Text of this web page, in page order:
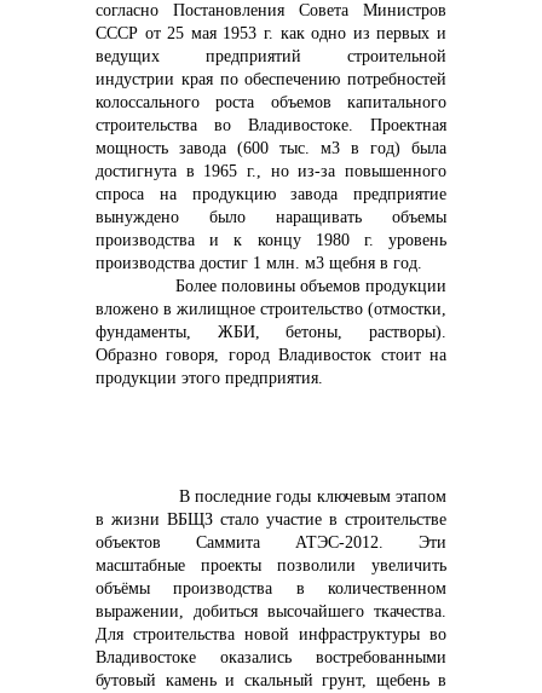
Контакты
+7 (423) 234 50 50
согласно Постановления Совета Министров
СССР от 25 мая 1953 г. как одно из первых и
ведущих предприятий строительной
индустрии края по обеспечению потребностей
колоссального роста объемов капитального
строительства во Владивостоке. Проектная
мощность завода (600 тыс. м3 в год) была
достигнута в 1965 г., но из-за повышенного
спроса на продукцию завода предприятие
вынуждено было наращивать объемы
производства и к концу 1980 г. уровень
производства достиг 1 млн. м3 щебня в год.
Более половины объемов продукции
вложено в жилищное строительство (отмостки,
фундаменты, ЖБИ, бетоны, растворы).
Образно говоря, город Владивосток стоит на
продукции этого предприятия.
В последние годы ключевым этапом
в жизни ВБЩЗ стало участие в строительстве
объектов Саммита АТЭС-2012. Эти
масштабные проекты позволили увеличить
объёмы производства в количественном
выражении, добиться высочайшего ткачества.
Для строительства новой инфраструктуры во
Владивостоке оказались востребованными
бутовый камень и скальный грунт, щебень в